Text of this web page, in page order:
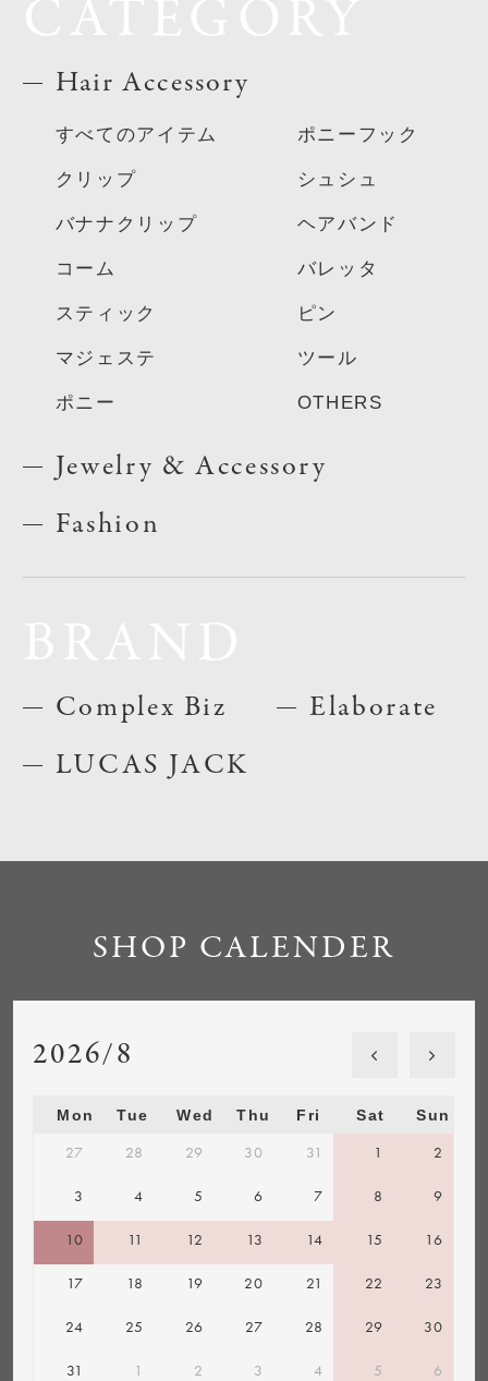
Hair Accessory
すべてのアイテム
クリップ
バナナクリップ
コーム
スティック
マジェステ
ポニー
ポニーフック
シュシュ
ヘアバンド
バレッタ
ピン
ツール
OTHERS
Jewelry & Accessory
Fashion
Complex Biz
LUCAS JACK
Elaborate
SHOP CALENDER
2026/8
Mon Tue Wed Thu Fri Sat Sun
27 28 29 30 31 1 2
3 4 5 6 7 8 9
10 11 12 13 14 15 16
17 18 19 20 21 22 23
24 25 26 27 28 29 30
31 1 2 3 4 5 6